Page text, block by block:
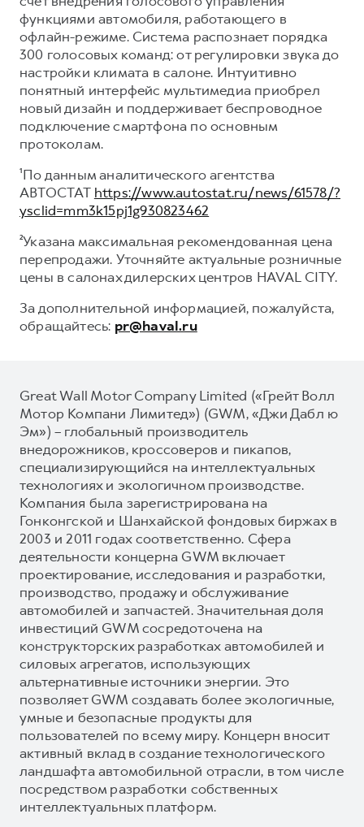
функциями автомобиля, работающего в
офлайн-режиме. Система распознает порядка
300 голосовых команд: от регулировки звука до
настройки климата в салоне. Интуитивно
понятный интерфейс мультимедиа приобрел
новый дизайн и поддерживает беспроводное
подключение смартфона по основным
протоколам.
¹По данным аналитического агентства
АВТОСТАТ https://www.autostat.ru/news/61578/?
ysclid=mm3k15pj1g930823462
²Указана максимальная рекомендованная цена
перепродажи. Уточняйте актуальные розничные
цены в салонах дилерских центров HAVAL CITY.
За дополнительной информацией, пожалуйста,
обращайтесь: pr@haval.ru
Great Wall Motor Company Limited («Грейт Волл
Мотор Компани Лимитед») (GWM, «Джи Дабл ю
Эм») – глобальный производитель
внедорожников, кроссоверов и пикапов,
специализирующийся на интеллектуальных
технологиях и экологичном производстве.
Компания была зарегистрирована на
Гонконгской и Шанхайской фондовых биржах в
2003 и 2011 годах соответственно. Сфера
деятельности концерна GWM включает
проектирование, исследования и разработки,
производство, продажу и обслуживание
автомобилей и запчастей. Значительная доля
инвестиций GWM сосредоточена на
конструкторских разработках автомобилей и
силовых агрегатов, использующих
альтернативные источники энергии. Это
позволяет GWM создавать более экологичные,
умные и безопасные продукты для
пользователей по всему миру. Концерн вносит
активный вклад в создание технологического
ландшафта автомобильной отрасли, в том числе
посредством разработки собственных
интеллектуальных платформ.